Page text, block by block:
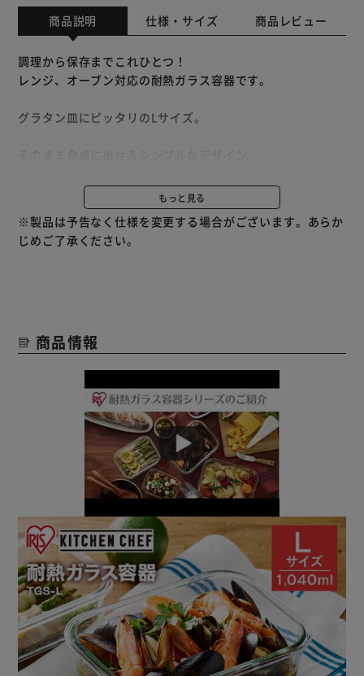
商品説明 仕様・サイズ 商品レビュー
調理から保存までこれひとつ！
レンジ、オーブン対応の耐熱ガラス容器です。
グラタン皿にピッタリのLサイズ。
サイズ違いの容器は重ねてコンパクトにお片付け可能。
高さがすっきり揃うデザインになっています。
見た目にも美しく、気持ちよく収納できます。
加熱OK！
保存容器として冷蔵庫でも大活躍。
中身が見えるので探しやすく、フタがあるので重ねることも
-18℃までの冷凍保存も可能です。
ガラス製だから、油落ちが良くラクに洗えます。
も清潔を保てます。
容器は食洗機対応。（フタは食洗機には入れられません）
もっと見る
※製品は予告なく仕様を変更する場合がございます。あらか
じめご了承ください。
商品情報